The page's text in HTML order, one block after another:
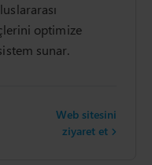
optimize
sunar.
Web sitesini
ziyaret et